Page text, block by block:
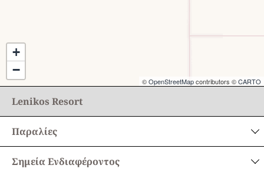
+
−
©OpenStreetMapcontributors ©CARTO
Lenikos Resort
Παραλίες
Σημεία Ενδιαφέροντος